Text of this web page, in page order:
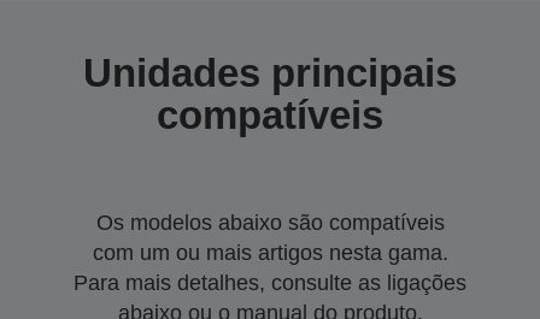
Unidades principais
compatíveis
Os modelos abaixo são compatíveis
com um ou mais artigos nesta gama.
Para mais detalhes, consulte as ligações
abaixo ou o manual do produto.